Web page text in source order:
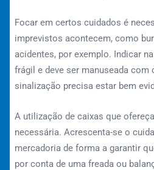
Focar em certos cuidados é
imprevistos acontecem, como
acidentes, por exemplo. Indicar
frágil e deve ser manuseada com
sinalização precisa estar bem
A utilização de caixas que
necessária. Acrescenta-se o
mercadoria de forma a garantir
por conta de uma freada ou